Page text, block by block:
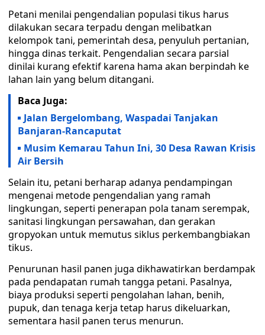
Petani menilai pengendalian populasi tikus harus
dilakukan secara terpadu dengan melibatkan
kelompok tani, pemerintah desa, penyuluh pertanian,
hingga dinas terkait. Pengendalian secara parsial
dinilai kurang efektif karena hama akan berpindah ke
lahan lain yang belum ditangani.
Baca Juga:
Jalan Bergelombang, Waspadai Tanjakan
Banjaran-Rancaputat
Musim Kemarau Tahun Ini, 30 Desa Rawan Krisis
Air Bersih
Selain itu, petani berharap adanya pendampingan
mengenai metode pengendalian yang ramah
lingkungan, seperti penerapan pola tanam serempak,
sanitasi lingkungan persawahan, dan gerakan
gropyokan untuk memutus siklus perkembangbiakan
tikus.
Penurunan hasil panen juga dikhawatirkan berdampak
pada pendapatan rumah tangga petani. Pasalnya,
biaya produksi seperti pengolahan lahan, benih,
pupuk, dan tenaga kerja tetap harus dikeluarkan,
sementara hasil panen terus menurun.